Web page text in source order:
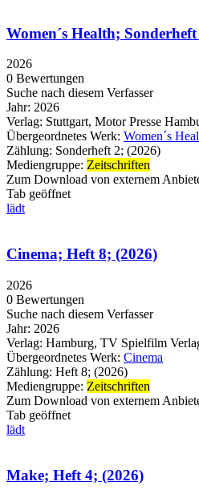
Women´s Health;
2026
0 Bewertungen
Suche nach diesem Verfasser
Jahr: 2026
Verlag: Stuttgart, Motor Presse
Übergeordnetes Werk: Women´s
Zählung: Sonderheft 2; (2026)
Mediengruppe: Zeitschriften
Zum Download von externem
Tab geöffnet
lädt
Cinema; Heft 8; (2026)
2026
0 Bewertungen
Suche nach diesem Verfasser
Jahr: 2026
Verlag: Hamburg, TV Spielfilm
Übergeordnetes Werk: Cinema
Zählung: Heft 8; (2026)
Mediengruppe: Zeitschriften
Zum Download von externem
Tab geöffnet
lädt
Make; Heft 4; (2026)